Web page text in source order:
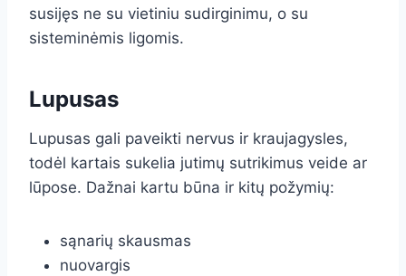
susijęs ne su vietiniu sudirginimu, o su
sisteminėmis ligomis.
Lupusas
Lupusas gali paveikti nervus ir kraujagysles,
todėl kartais sukelia jutimų sutrikimus veide ar
lūpose. Dažnai kartu būna ir kitų požymių:
sąnarių skausmas
nuovargis